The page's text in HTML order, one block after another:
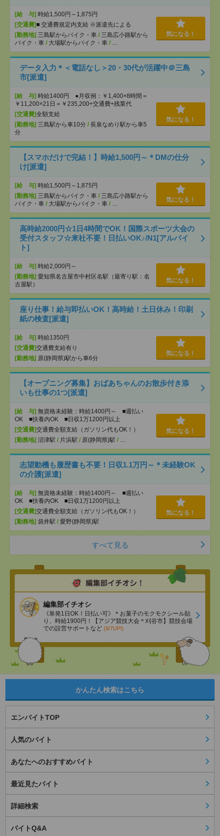
[給 与] 時給1,500円～1,875円
[交通費]■ 交通費規定内支給 ※派遣先による
[勤務地] 三島駅からバイク・車 / 三島広小路駅から
バイク・車 / 大場駅からバイク・車 / …
気になる！
データ入力＊＜電話なし＞20・30代が活躍中＠三島
市[派遣]
[給 与] 時給1400円 ●月収例：￥1,400×8時間＝
￥11,200×21日＝￥235,200+交通費+残業代
[交通費]全額支給
[勤務地] 三島駅から車10分 / 長泉なめり駅から車5
分
気になる！
【スマホだけで完結！】時給1,500円～＊DMの仕分
け[派遣]
[給 与] 時給1,500円～1,875円
[勤務地] 三島駅からバイク・車 / 三島広小路駅から
バイク・車 / 大場駅からバイク・車 / …
気になる！
高時給2000円☆1日4時間でOK！国際スポーツ大会の
受付スタッフ☆来社不要！日払いOK♪/N1[アルバイ
ト]
[給 与] 時給2,000円～
[勤務地] 愛知県名古屋市中村区名駅（最寄り駅：名
古屋駅）
気になる！
座り仕事！給与即払いOK！高時給！土日休み！印刷
紙の検査[派遣]
[給 与] 時給1350円
[交通費]交通費支給有り
[勤務地] 原(静岡県)駅から車6分
気になる！
【オープニング募集】おばあちゃんのお散歩付き添
いも仕事の1つ[派遣]
[給 与] 無資格未経験：時給1400円～ ■週払い
OK ■扶養内OK ■日収1万1200円以上
[交通費]交通費全額支給（ガソリン代もOK！）
[勤務地] 沼津駅 / 片浜駅 / 原(静岡県)駅 / …
気になる！
志望動機も履歴書も不要！日収1.1万円～＊未経験OK
の介護[派遣]
[給 与] 無資格未経験：時給1400円～ ■週払い
OK ■扶養内OK ■日収1万1200円以上
[交通費]交通費全額支給（ガソリン代もOK！）
[勤務地] 袋井駅 / 愛野(静岡県)駅
気になる！
すべて見る
編集部イチオシ
《単発1日OK！日払い可》＊お菓子のモクモクシール貼
り、時給1900円！【アジア競技大会＊刈谷市】競技会場
での設営サポートなど (8/7UP!)
かんたん検索はこちら
エンバイトTOP
人気のバイト
あなたへのおすすめバイト
最近見たバイト
詳細検索
バイトQ&A